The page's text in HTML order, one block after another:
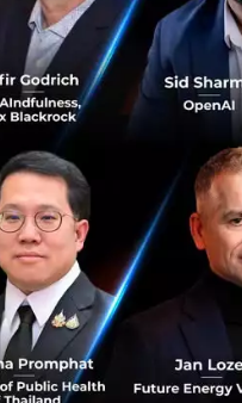
19 มกราคม 2561
เข้าใช้งานในระบบได้อีก
วาคม 2560 เท่านั้น
ค้าบุคคล), และ Paysbuy
ผ่านมา
ผลกระทบน้อยที่สุดเท่าที่จะ
การได้ที่ โทร 02-202-